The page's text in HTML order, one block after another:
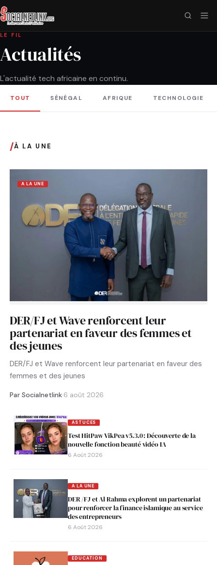
LE FIL
Actualités
L'actualité tech africaine en continu.
TOUT SÉNÉGAL AFRIQUE TECHNOLOGIE
/À LA UNE
A LA UNE
DER/FJ et Wave renforcent leur
partenariat en faveur des femmes et
des jeunes
DER/FJ et Wave renforcent leur partenariat en faveur des
femmes et des jeunes
Par Socialnetlink·6 août 2026
ASTUCES
Test HitPaw VikPea v5.3.0 : Découverte de la
nouvelle fonction beauté vidéo IA
6 Août 2026
A LA UNE
DER /FJ et Al Rahma explorent un partenariat
pour renforcer la finance islamique au service
des entrepreneurs
6 Août 2026
EDUCATION